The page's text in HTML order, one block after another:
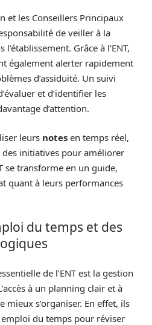
et les Conseillers Principaux
de veiller à la
l’établissement. Grâce à l’ENT,
également alerter rapidement
d’assiduité. Un suivi
et d’identifier les
d’attention.
leurs notes en temps réel,
initiatives pour améliorer
se transforme en un guide,
quant à leurs performances
du temps et des
de l’ENT est la gestion
à un planning clair et à
mieux s’organiser. En effet, ils
du temps pour réviser